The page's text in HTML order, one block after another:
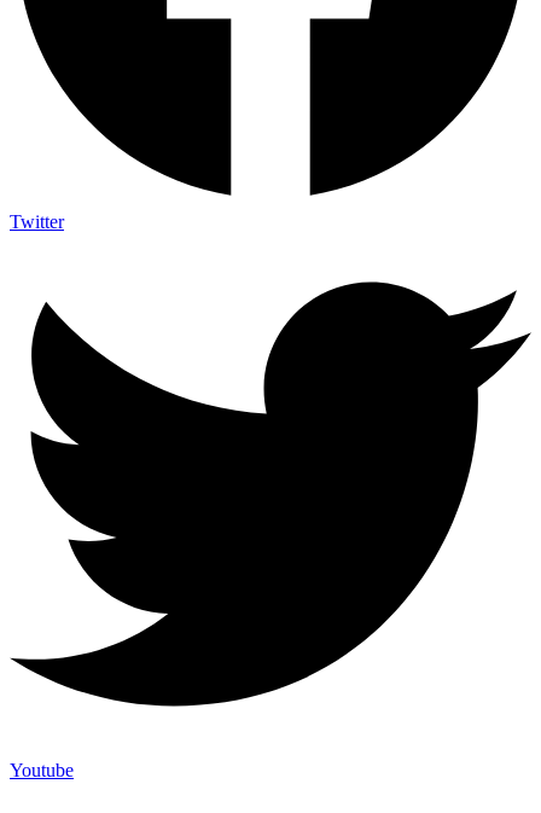
Twitter
Youtube